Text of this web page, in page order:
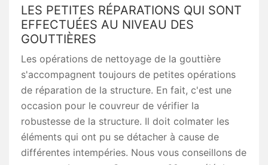
LES PETITES RÉPARATIONS QUI SONT
EFFECTUÉES AU NIVEAU DES
GOUTTIÈRES
Les opérations de nettoyage de la gouttière
s'accompagnent toujours de petites opérations
de réparation de la structure. En fait, c'est une
occasion pour le couvreur de vérifier la
robustesse de la structure. Il doit colmater les
éléments qui ont pu se détacher à cause de
différentes intempéries. Nous vous conseillons de